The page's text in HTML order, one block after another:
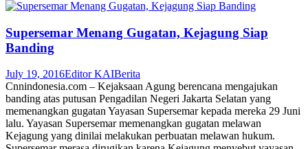
Supersemar Menang Gugatan, Kejagung Siap
Banding
July 19, 2016Editor KAIBerita
Cnnindonesia.com – Kejaksaan Agung berencana mengajukan
banding atas putusan Pengadilan Negeri Jakarta Selatan yang
memenangkan gugatan Yayasan Supersemar kepada mereka 29 Juni
lalu. Yayasan Supersemar memenangkan gugatan melawan
Kejagung yang dinilai melakukan perbuatan melawan hukum.